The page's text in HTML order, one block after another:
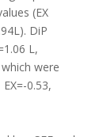
(EX
DiP
L,
which were
0.53,